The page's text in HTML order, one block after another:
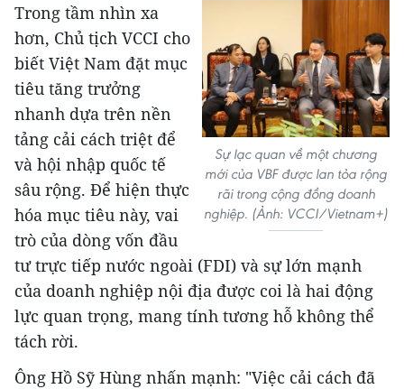
Sự lạc quan về một chương
mới của VBF được lan tỏa rộng
rãi trong cộng đồng doanh
nghiệp. (Ảnh: VCCI/Vietnam+)
Trong tầm nhìn xa
hơn, Chủ tịch VCCI cho
biết Việt Nam đặt mục
tiêu tăng trưởng
nhanh dựa trên nền
tảng cải cách triệt để
và hội nhập quốc tế
sâu rộng. Để hiện thực
hóa mục tiêu này, vai
trò của dòng vốn đầu
tư trực tiếp nước ngoài (FDI) và sự lớn mạnh
của doanh nghiệp nội địa được coi là hai động
lực quan trọng, mang tính tương hỗ không thể
tách rời.
Ông Hồ Sỹ Hùng nhấn mạnh: "Việc cải cách đã